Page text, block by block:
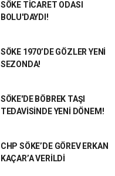
SÖKE TİCARET ODASI
BOLU'DAYDI!
SÖKE 1970’DE GÖZLER YENİ
SEZONDA!
SÖKE'DE BÖBREK TAŞI
TEDAVİSİNDE YENİ DÖNEM!
CHP SÖKE’DE GÖREV ERKAN
KAÇAR’A VERİLDİ